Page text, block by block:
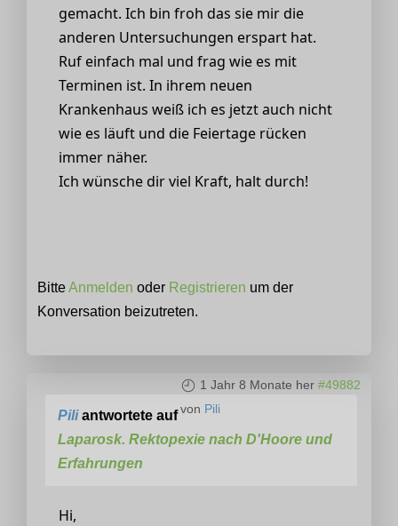
gemacht. Ich bin froh das sie mir die
anderen Untersuchungen erspart hat.
Ruf einfach mal und frag wie es mit
Terminen ist. In ihrem neuen
Krankenhaus weiß ich es jetzt auch nicht
wie es läuft und die Feiertage rücken
immer näher.
Ich wünsche dir viel Kraft, halt durch!
BitteAnmelden oder Registrieren um der
Konversation beizutreten.
1 Jahr 8 Monate her #49882
von Pili
Piliantwortete auf
Laparosk. Rektopexie nach D'Hoore und
Erfahrungen
Hi,